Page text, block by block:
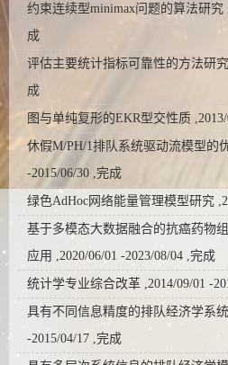
约束连续型minimax问题的算法研究
成
评估主要统计指标可靠性的方法研
成
图与单纯复形的EKR型交性质
休假M/PH/1排队系统驱动流模型的
-2015/06/30 ,完成
绿色AdHoc网络能量管理模型研究
基于多模态大数据融合的抗癌药物
应用 ,2020/06/01 -2023/08/04 ,完成
统计学专业综合改革 ,2014/09/01 -
具有不同信息精度的排队经济学系
-2015/04/17 ,完成